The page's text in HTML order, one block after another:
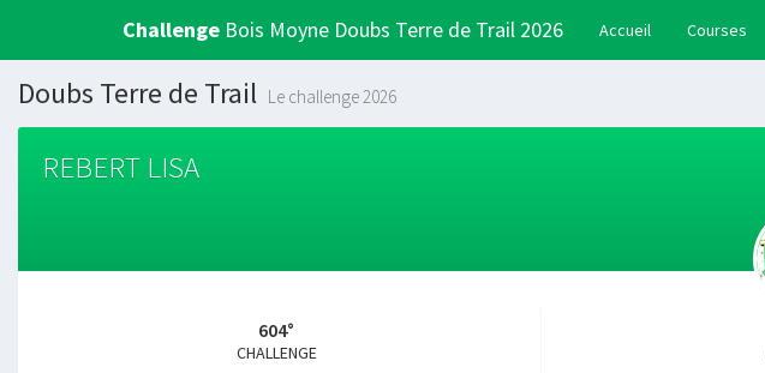
Challenge Bois Moyne Doubs Terre de Trail 2026 Accueil Courses
Doubs Terre de Trail Le challenge 2026
REBERT LISA
604°
CHALLENGE